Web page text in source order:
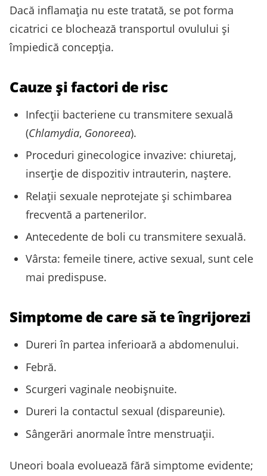
Dacă inflamaţia nu este tratată, se pot forma
cicatrici ce blochează transportul ovulului și
împiedică concepţia.
Cauze și factori de risc
Infecții bacteriene cu transmitere sexuală
(Chlamydia, Gonoreea).
Proceduri ginecologice invazive: chiuretaj,
inserție de dispozitiv intrauterin, naștere.
Relații sexuale neprotejate și schimbarea
frecventă a partenerilor.
Antecedente de boli cu transmitere sexuală.
Vârsta: femeile tinere, active sexual, sunt cele
mai predispuse.
Simptome de care să te îngrijorezi
Dureri în partea inferioară a abdomenului.
Febră.
Scurgeri vaginale neobișnuite.
Dureri la contactul sexual (dispareunie).
Sângerări anormale între menstruații.
Uneori boala evoluează fără simptome evidente;